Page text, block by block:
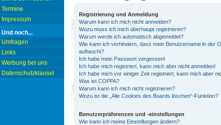
Termine
Impressum
Und noch...
Umfragen
Links
Werbung bei uns
Datenschutzklausel
Registrierung und Anmeldung
Warum kann ich mich nicht anmelden?
Wozu muss ich mich überhaupt registrieren?
Warum werde ich automatisch abgemeldet?
Wie kann ich verhindern, dass mein Benutzername in der
auftaucht?
Ich habe mein Passwort vergessen!
Ich habe mich registriert, kann mich aber nicht anmelden!
Ich habe mich vor einiger Zeit registriert, kann mich aber
Was ist COPPA?
Warum kann ich mich nicht registrieren?
Wozu ist die „Alle Cookies des Boards löschen“-Funktion?
Benutzerpräferenzen und -einstellungen
Wie kann ich meine Einstellungen ändern?